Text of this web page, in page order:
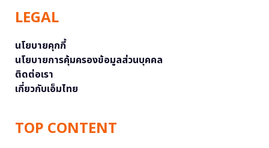
LEGAL
นโยบายคุกกี้
นโยบายการคุ้มครองข้อมูลส่วนบุคคล
ติดต่อเรา
เกี่ยวกับเอ็มไทย
TOP CONTENT